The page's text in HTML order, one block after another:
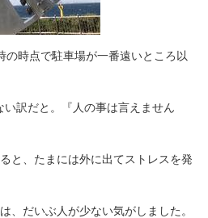
の時点で駐車場が一番遠いところ以
訳だと。『人の事は言えません
と、たまには外に出てストレスを発
、だいぶ人が少ない気がしました。